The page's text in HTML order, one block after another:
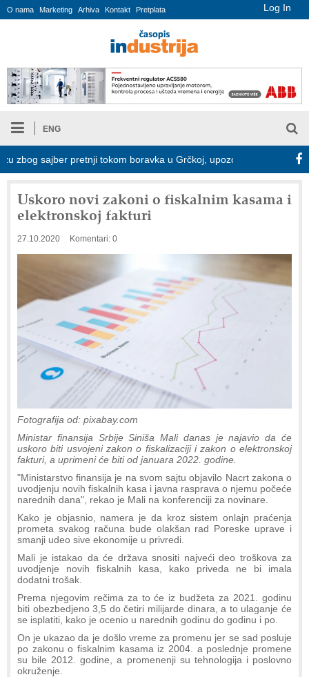
Log In
O nama Marketing Arhiva Kontakt Pretplata
ENG
sajber pretnji tokom boravka u Grčkoj, upozorava Kaspersky
Uskoro novi zakoni o fiskalnim kasama i
elektronskoj fakturi
27.10.2020 Komentari: 0
Fotografija od: pixabay.com
Ministar finansija Srbije Siniša Mali danas je najavio da će
uskoro biti usvojeni zakon o fiskalizaciji i zakon o elektronskoj
fakturi, a uprimeni će biti od januara 2022. godine.
"Ministarstvo finansija je na svom sajtu objavilo Nacrt zakona o
uvodjenju novih fiskalnih kasa i javna rasprava o njemu počeće
narednih dana", rekao je Mali na konferenciji za novinare.
Kako je objasnio, namera je da kroz sistem onlajn praćenja
prometa svakog računa bude olakšan rad Poreske uprave i
smanji udeo sive ekonomije u privredi.
Mali je istakao da će država snositi najveći deo troškova za
uvodjenje novih fiskalnih kasa, kako priveda ne bi imala
dodatni trošak.
Prema njegovim rečima za to će iz budžeta za 2021. godinu
biti obezbedjeno 3,5 do četiri milijarde dinara, a to ulaganje će
se isplatiti, kako je ocenio u narednih godinu do godinu i po.
On je ukazao da je došlo vreme za promenu jer se sad posluje
po zakonu o fiskalnim kasama iz 2004. a poslednje promene
su bile 2012. godine, a promenenji su tehnologija i poslovno
okruženje.